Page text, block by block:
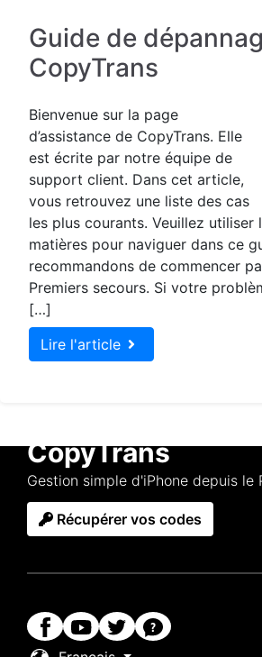
Guide de
CopyTrans
Bienvenue sur la page
d’assistance de CopyTrans. Elle
est écrite par notre équipe de
support client. Dans cet article,
vous retrouvez une liste des cas
les plus courants. Veuillez utiliser
matières pour naviguer dans ce
recommandons de commencer
Premiers secours. Si votre
[…]
Lire l'article
CopyTrans
Gestion simple d'iPhone depuis le
Récupérer vos codes